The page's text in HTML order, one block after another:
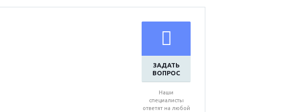
ЗАДАТЬ
ВОПРОС
Наши
специалисты
ответят на любой